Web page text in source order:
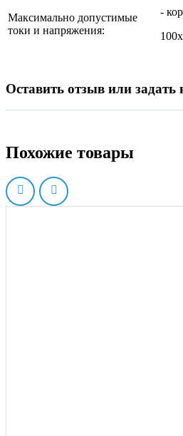
Максимально допустимые
токи и напряжения:
-
Оставить отзыв или задать
Похожие товары